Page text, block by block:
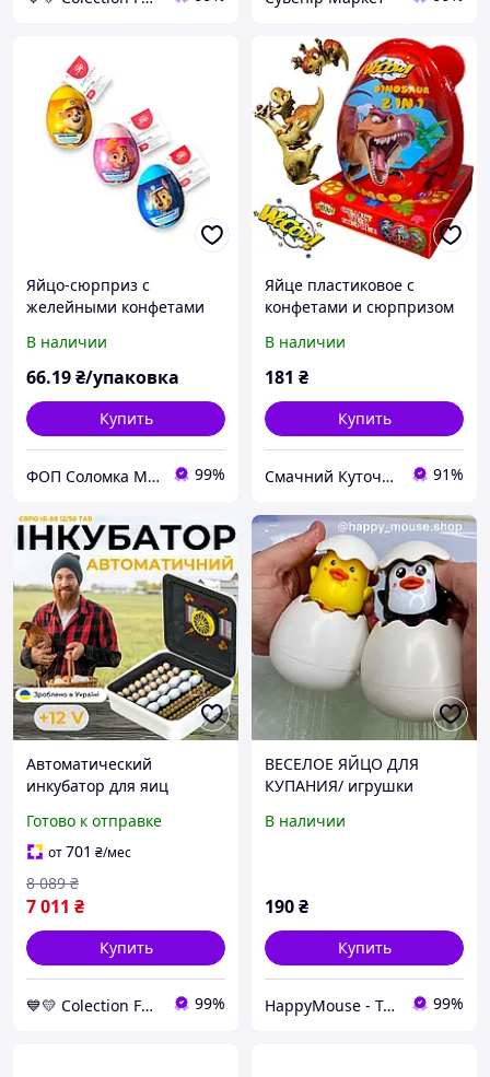
Яйцо-сюрприз с
желейными конфетами
В наличии
66.19₴/упаковка
Купить
ФОП Соломка М. П. 99%
Яйце пластиковое с
конфетами и сюрпризом
JUMBO Dinosaur egg 80г,
1шт.
В наличии
181 ₴
Купить
Смачний Куточок-(Щастя з'їсти ) 91%
Автоматический
инкубатор для яиц
12/50 ТАВ ТЕНовый с
питанием 2в1 12В и 220В
Готово к отправке
от701 ₴/мес
7 011 ₴
8 089 ₴
Купить
💙💛 Colection For Baby 99%
ВЕСЕЛОЕ ЯЙЦО ДЛЯ
КУПАНИЯ/ игрушки
игрушки для ванны,
В наличии
190₴
Купить
HappyMouse - Только лучшие игрушки по доступным ценам💛 99%